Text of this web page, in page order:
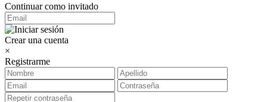
Continuar como invitado
Crear una cuenta
×
Registrarme